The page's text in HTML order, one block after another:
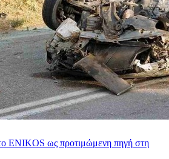
ENIKOS ως προτιμώμενη πηγή στη